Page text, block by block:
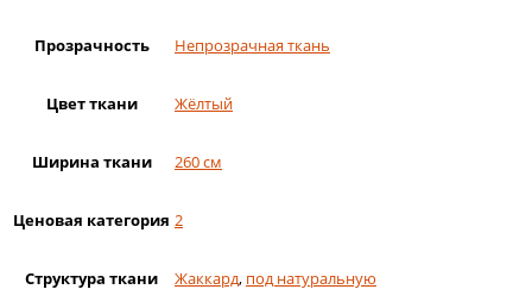
Прозрачность Непрозрачная ткань
Цвет ткани Жёлтый
Ширина ткани 260 см
Ценовая категория 2
Структура ткани Жаккард, под натуральную